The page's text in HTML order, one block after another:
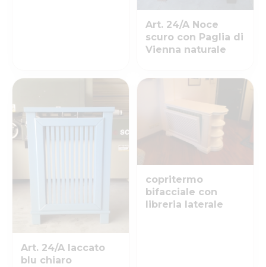
Art. 24/A Noce
scuro con Paglia di
Vienna naturale
Art. 24/A laccato
blu chiaro
copritermo
bifacciale con
libreria laterale